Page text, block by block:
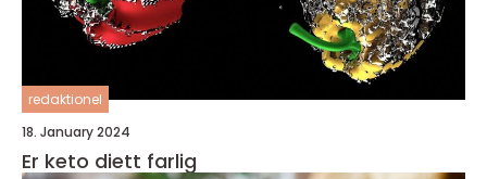
redaktionel
18. January 2024
Er keto diett farlig